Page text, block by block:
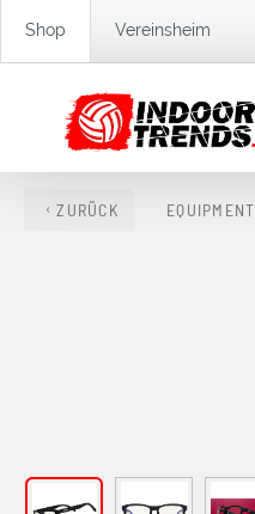
Zur Hauptnavigation springen
Shop Vereinsheim
ZURÜCK EQUIPMENT